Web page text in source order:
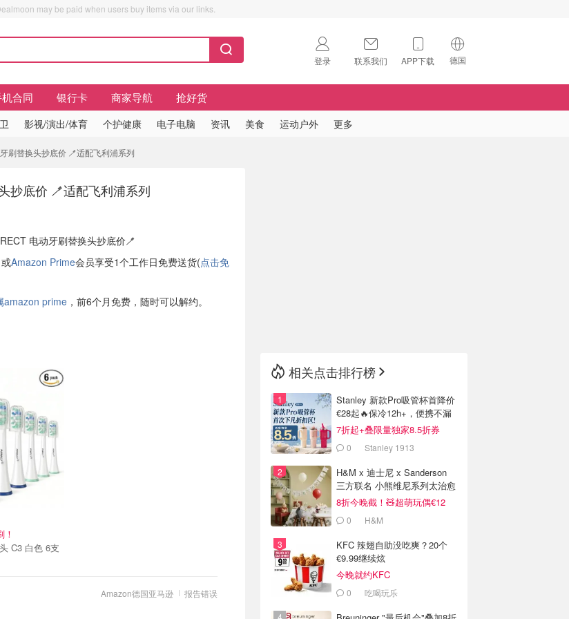
may be paid when users buy items via our links.
登录 联系我们 APP下载 德国
🇺🇸
合同 银行卡 商家导航 抢好货
影视/演出/体育 个护健康 电子电脑 资讯 美食 运动户外 更多
刷替换头抄底价 🪥适配飞利浦系列
抄底价 🪥适配飞利浦系列
电动牙刷替换头抄底价🪥
Amazon Prime会员享受1个工作日免费送货(点击免
amazon prime ，前6个月免费，随时可以解约。
C3 白色 6支
报告错误
Amazon德国亚马逊
相关点击排行榜
Stanley 新款Pro吸管杯首降价
€28起🔥保冷12h+，便携不漏
水
7折起+叠限量独家8.5折券
0 Stanley 1913
H&M x 迪士尼 x Sanderson
三方联名 小熊维尼系列太治愈
8折今晚截！🧸超萌玩偶€12
0 H&M
KFC 辣翅自助没吃爽？20个
€9.99继续炫
今晚就约KFC
0 吃喝玩乐